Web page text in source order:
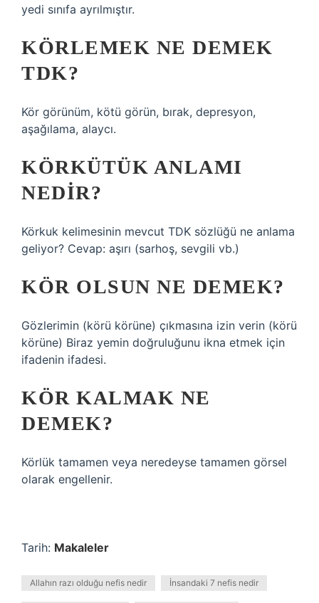
yedi sınıfa ayrılmıştır.
KÖRLEMEK NE DEMEK
TDK?
Kör görünüm, kötü görün, bırak, depresyon,
aşağılama, alaycı.
KÖRKÜTÜK ANLAMI
NEDIR?
Körkuk kelimesinin mevcut TDK sözlüğü ne anlama
geliyor? Cevap: aşırı (sarhoş, sevgili vb.)
KÖR OLSUN NE DEMEK?
Gözlerimin (körü körüne) çıkmasına izin verin (körü
körüne) Biraz yemin doğruluğunu ikna etmek için
ifadenin ifadesi.
KÖR KALMAK NE
DEMEK?
Körlük tamamen veya neredeyse tamamen görsel
olarak engellenir.
Tarih: Makaleler
Allahın razı olduğu nefis nedir İnsandaki 7 nefis nedir